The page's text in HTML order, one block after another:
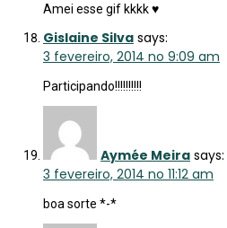
Amei esse gif kkkk ♥
Gislaine Silva says:
3 fevereiro, 2014 no 9:09 am
Participando!!!!!!!!!!
Aymée Meira says:
3 fevereiro, 2014 no 11:12 am
boa sorte *-*